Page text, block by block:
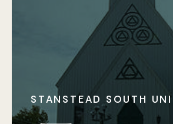
STANSTEAD SOUTH